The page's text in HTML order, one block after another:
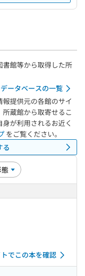
館等から取得した所
ータベースの一覧
提供元の各館のサイ
蔵館から取寄せるこ
が利用されるお近く
をご覧ください。
る
でこの本を確認